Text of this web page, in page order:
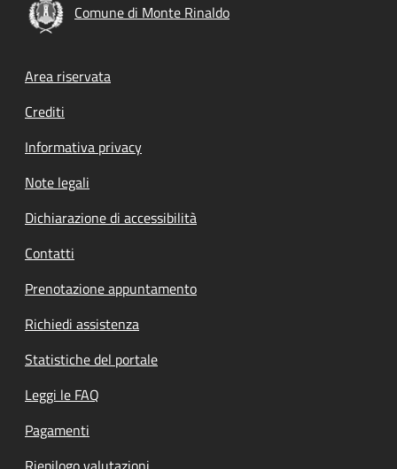
Comune di Monte Rinaldo
Footer menu
Area riservata
Crediti
Informativa privacy
Note legali
Dichiarazione di accessibilità
Contatti
Prenotazione appuntamento
Richiedi assistenza
Statistiche del portale
Leggi le FAQ
Pagamenti